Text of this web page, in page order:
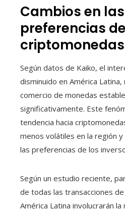
Cambios en las
preferencias de
criptomonedas
Según datos de Kaiko, el
disminuido en América
comercio de monedas
significativamente. Este
tendencia hacia
menos volátiles en la región
las preferencias de los
Según un estudio reciente,
de todas las transacciones
América Latina involucrarán